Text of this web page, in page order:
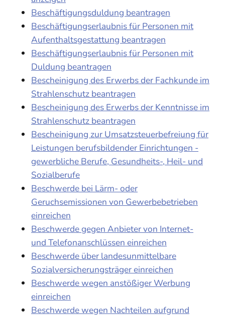
Beschäftigungsduldung beantragen
Beschäftigungserlaubnis für Personen mit
Aufenthaltsgestattung beantragen
Beschäftigungserlaubnis für Personen mit
Duldung beantragen
Bescheinigung des Erwerbs der Fachkunde im
Strahlenschutz beantragen
Bescheinigung des Erwerbs der Kenntnisse im
Strahlenschutz beantragen
Bescheinigung zur Umsatzsteuerbefreiung für
Leistungen berufsbildender Einrichtungen -
gewerbliche Berufe, Gesundheits-, Heil- und
Sozialberufe
Beschwerde bei Lärm- oder
Geruchsemissionen von Gewerbebetrieben
einreichen
Beschwerde gegen Anbieter von Internet-
und Telefonanschlüssen einreichen
Beschwerde über landesunmittelbare
Sozialversicherungsträger einreichen
Beschwerde wegen anstößiger Werbung
einreichen
Beschwerde wegen Nachteilen aufgrund